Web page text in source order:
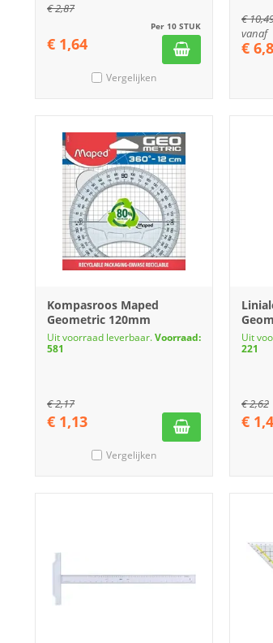
€2,87
Per 10 STUK
€ 1,64
Vergelijken
€
vanaf
€
Kompasroos Maped
Geometric 120mm
Uit voorraad leverbaar.Voorraad:
581
€2,17
€ 1,13
Vergelijken
Uit
221
€2,62
€